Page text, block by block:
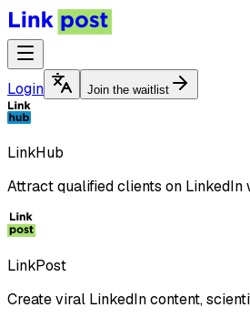
Login Join the waitlist
LinkHub
Attract qualified clients on LinkedIn
LinkPost
Create viral LinkedIn content,